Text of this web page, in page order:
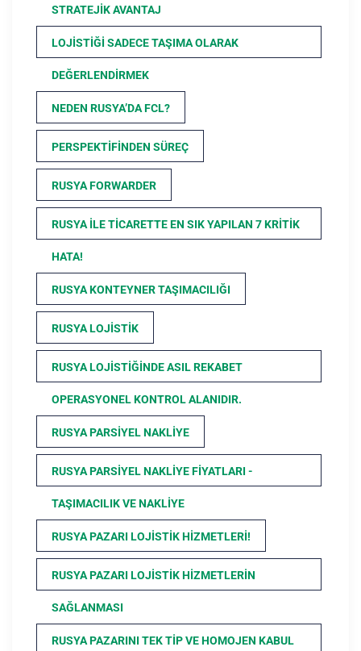
STRATEJIK AVANTAJ
LOJISTIĞI SADECE TAŞIMA OLARAK
DEĞERLENDIRMEK
NEDEN RUSYA’DA FCL?
PERSPEKTIFINDEN SÜREÇ
RUSYA FORWARDER
RUSYA ILE TICARETTE EN SIK YAPILAN 7 KRITIK
HATA!
RUSYA KONTEYNER TAŞIMACILIĞI
RUSYA LOJISTIK
RUSYA LOJISTIĞINDE ASIL REKABET
OPERASYONEL KONTROL ALANIDIR.
RUSYA PARSIYEL NAKLIYE
RUSYA PARSIYEL NAKLIYE FIYATLARI -
TAŞIMACILIK VE NAKLIYE
RUSYA PAZARI LOJISTIK HIZMETLERI!
RUSYA PAZARI LOJISTIK HIZMETLERIN
SAĞLANMASI
RUSYA PAZARINI TEK TIP VE HOMOJEN KABUL